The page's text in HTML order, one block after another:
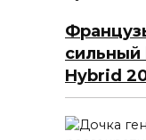
сильный
Hybrid